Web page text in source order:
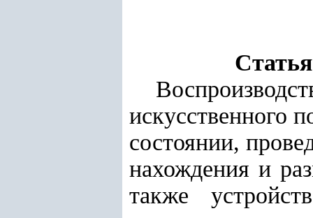
искусственного
состоянии,
нахождения и
также